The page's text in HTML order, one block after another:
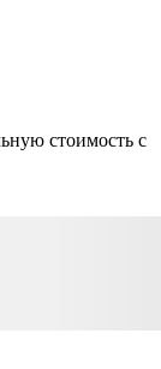
стоимость с